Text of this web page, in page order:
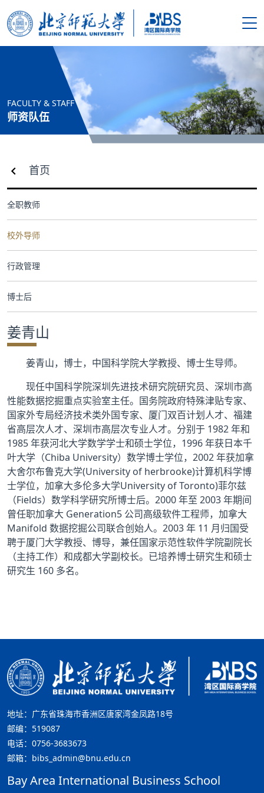
搜索
学院概况
师资队伍
人才培养
科学研究
合作交流
党群工作
学生发展
校友服务
人才招聘
FACULTY & STAFF
师资队伍
首页
全职教师
校外导师
行政管理
博士后
姜青山
姜青山，博士，中国科学院大学教授、博士生导师。
现任中国科学院深圳先进技术研究院研究员、深圳市高
性能数据挖掘重点实验室主任。国务院政府特殊津贴专家、
国家外专局经济技术类外国专家、厦门双百计划人才、福建
省高层次人才、深圳市高层次专业人才。分别于 1982 年和
1985 年获河北大学数学学士和硕士学位，1996 年获日本千
叶大学（Chiba University）数学博士学位，2002 年获加拿
大舍尔布鲁克大学(University of herbrooke)计算机科学博
士学位，加拿大多伦多大学University of Toronto)菲尔兹
（Fields）数学科学研究所博士后。2000 年至 2003 年期间
曾任职加拿大 Generation5 公司高级软件工程师，加拿大
Manifold 数据挖掘公司联合创始人。2003 年 11 月归国受
聘于厦门大学教授、博导，兼任国家示范性软件学院副院长
（主持工作）和成都大学副校长。已培养博士研究生和硕士
研究生 160 多名。
地址：广东省珠海市香洲区唐家湾金凤路18号
邮编：519087
电话：0756-3683673
邮箱：bibs_admin@bnu.edu.cn
Bay Area International Business School